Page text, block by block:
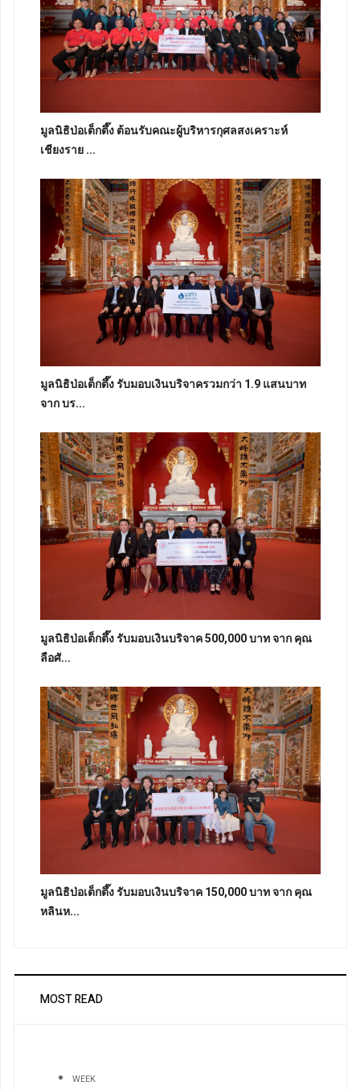
มูลนิธิป่อเต็กตึ๊ง ต้อนรับคณะผู้บริหารกุศลสงเคราะห์
เชียงราย ...
มูลนิธิป่อเต็กตึ๊ง รับมอบเงินบริจาครวมกว่า 1.9 แสนบาท
จาก บร...
มูลนิธิป่อเต็กตึ๊ง รับมอบเงินบริจาค 500,000 บาท จาก คุณ
ลือศั...
มูลนิธิป่อเต็กตึ๊ง รับมอบเงินบริจาค 150,000 บาท จาก คุณ
หลินห...
MOST READ
WEEK